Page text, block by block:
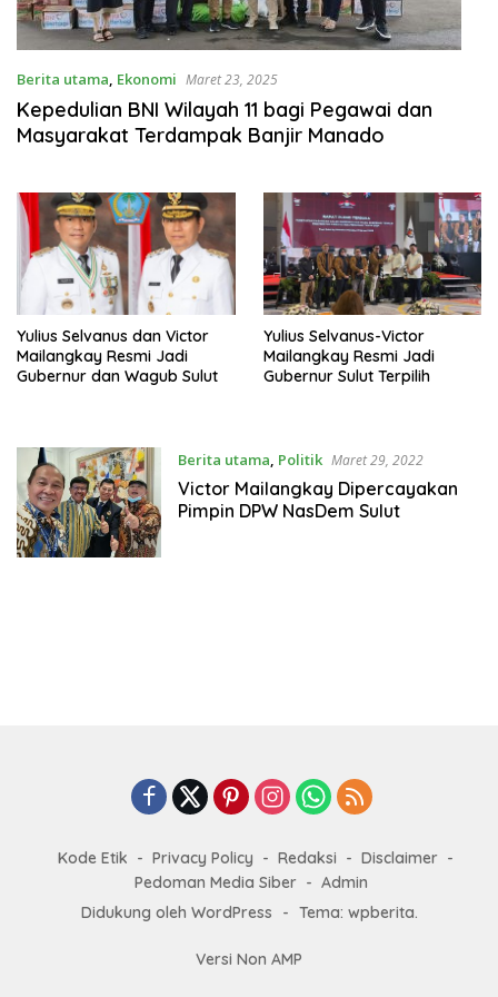
Berita utama, Ekonomi Maret 23, 2025
Kepedulian BNI Wilayah 11 bagi Pegawai dan
Masyarakat Terdampak Banjir Manado
Yulius Selvanus dan Victor
Mailangkay Resmi Jadi
Gubernur dan Wagub Sulut
Yulius Selvanus-Victor
Mailangkay Resmi Jadi
Gubernur Sulut Terpilih
Berita utama, Politik Maret 29, 2022
Victor Mailangkay Dipercayakan
Pimpin DPW NasDem Sulut
Kode Etik Privacy Policy Redaksi
Disclaimer
Pedoman Media Siber
Admin
Didukung oleh WordPress
- Tema: wpberita.
Versi Non AMP